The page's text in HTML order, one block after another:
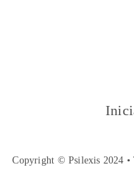
Copyright © Psilexis 2024 •